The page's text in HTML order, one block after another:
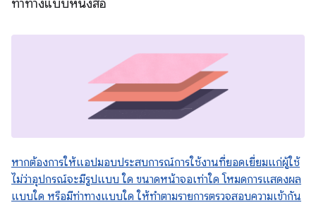
ท่าทางแบบหนังสือ
หากต้องการให้แอปมอบประสบการณ์การใช้งานที่ยอดเยี่ยมแก่ผู้ใช้
ไม่ว่าอุปกรณ์จะมีรูปแบบ ใด ขนาดหน้าจอเท่าใด โหมดการแสดงผล
แบบใด หรือมีท่าทางแบบใด ให้ทำตามรายการตรวจสอบความเข้ากัน